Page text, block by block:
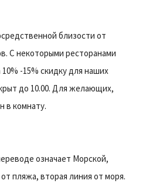
близости от
С некоторыми ресторанами
-15% скидку для наших
до 10.00. Для желающих,
в комнату.
означает Морской,
пляжа, вторая линия от моря.